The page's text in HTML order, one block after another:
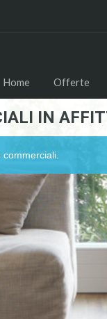
Home Offerte
IN